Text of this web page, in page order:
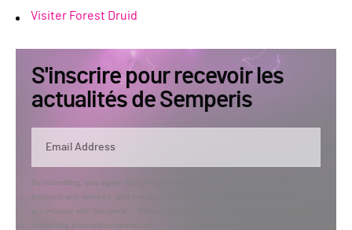
Visiter Forest Druid
S'inscrire pour recevoir les
actualités de Semperis
By submitting, you agree that Semperis may send you information regarding its
products and services, and use and process your personal information in
accordance with Semperis’
contacting privacy@semperis.com.